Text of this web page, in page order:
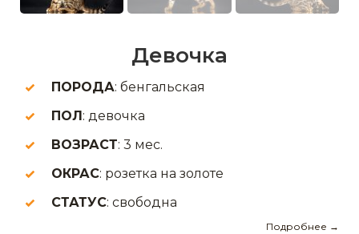
Девочка
ПОРОДА: бенгальская
ПОЛ: девочка
ВОЗРАСТ: 3 мес.
ОКРАС: розетка на золоте
СТАТУС: свободна
Подробнее →